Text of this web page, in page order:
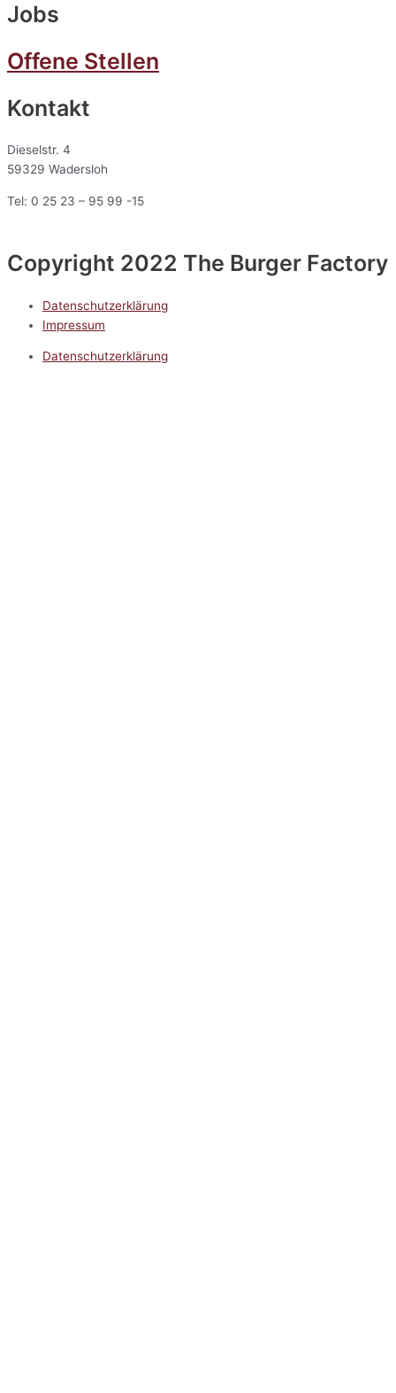
Jobs
Offene Stellen
Kontakt
Dieselstr. 4
59329 Wadersloh
Tel: 0 25 23 – 95 99 -15
Copyright 2022 The Burger Factory
Datenschutzerklärung
Impressum
Datenschutzerklärung